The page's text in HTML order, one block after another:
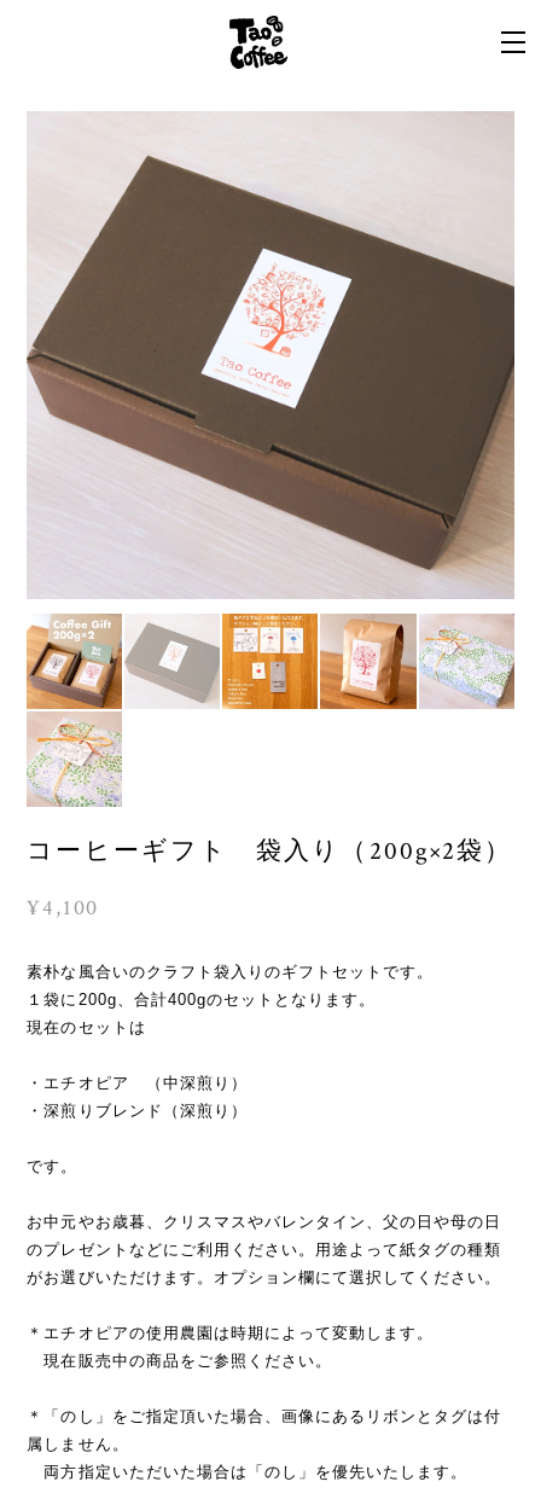
コーヒーギフト 袋入り（200g×2袋）
¥4,100
素朴な風合いのクラフト袋入りのギフトセットです。
１袋に200g、合計400gのセットとなります。
現在のセットは
・エチオピア （中深煎り）
・深煎りブレンド（深煎り）
です。
お中元やお歳暮、クリスマスやバレンタイン、父の日や母の日
のプレゼントなどにご利用ください。用途よって紙タグの種類
がお選びいただけます。オプション欄にて選択してください。
＊エチオピアの使用農園は時期によって変動します。
現在販売中の商品をご参照ください。
＊「のし」をご指定頂いた場合、画像にあるリボンとタグは付
属しません。
両方指定いただいた場合は「のし」を優先いたします。